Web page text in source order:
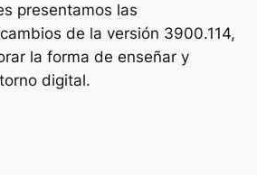
presentamos las
de la versión 3900.114,
la forma de enseñar y
digital.